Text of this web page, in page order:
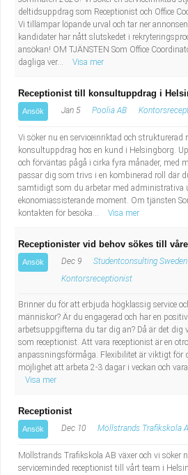
Industriell tillverkning
Installation, drift, underhåll
Kultur, media, design
Militärt arbete
Naturbruk
Naturvetenskapligt arbete
Pedagogiskt arbete
Sanering och renhållning
Socialt arbete
Säkerhetsarbete
Transport
Behandlingsassistent/
Tandsköterska
Tidningsbud/
Lärare i fritidshem/
Taxiförare/Taxichaufför
Läkarsekreterare/Vårdadmin/
sekreterare
Lastbilsförare m.fl.
Fastighetsskötare
Informatör/Kommunikatör
Sjuksköterska, grundutbildad
Kock, storhushåll
deltidsuppdrag som Receptionist och Office
Vi tillämpar löpande urval och tar ner
kandidater har nått slutskedet i
ansökan! OM TJÄNSTEN Som Office
dagliga ver...
Visa mer
Receptionist till konsultuppdrag i
Ansök Jan 5 Poolia AB
Vi söker nu en serviceinriktad och strukturerad
konsultuppdrag hos en kund i Helsingborg.
och förväntas pågå i cirka fyra månader, med
passar dig som trivs i en kombinerad roll där
samtidigt som du arbetar med administrativa
ekonomiassisterande moment. Om tjänsten
kontakten för besöka...
Visa mer
Receptionister vid behov sökes till
Ansök Dec 9
Studentconsulting Sweden
Kontorsreceptionist
Brinner du för att erbjuda högklassig service
människor? Är du engagerad och har en
arbetsuppgifterna du tar dig an? Då är det dig
som receptionist. Att vara receptionist är en
anpassningsförmåga. Flexibilitet är viktigt för
möjlighet att arbeta 2-3 dagar i veckan och
Visa mer
Receptionist
Ansök Dec 10 Möllstrands Trafikskola
Möllstrands Trafikskola AB växer och vi söker
serviceminded receptionist till vårt team i